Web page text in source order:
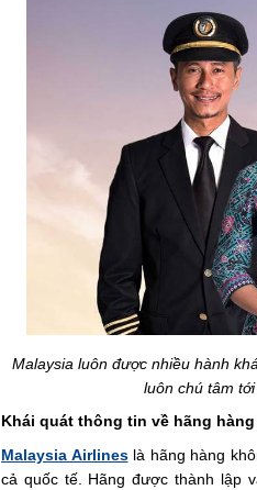
Malaysia luôn được nhiều hành
luôn chú tâm
Khái quát thông tin về hãng
Malaysia Airlineslà hãng hàng
cả quốc tế. Hãng được thành lập